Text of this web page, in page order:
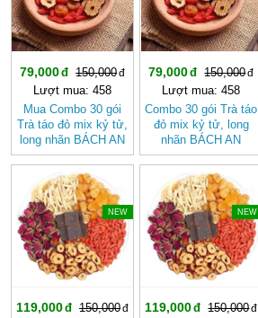
79,000
150,000
Lượt mua: 458
Mua Combo 30 gói
Trà táo đỏ mix kỷ tử,
long nhãn BÁCH AN
KHANG - Trà Thảo
Mộc , Ngủ Ngon
79,000
150,000
Lượt mua: 458
Combo 30 gói Trà táo
đỏ mix kỷ tử, long
nhãn BÁCH AN
KHANG
-20%
NEW
119,000
150,000
-20%
NEW
119,000
150,000